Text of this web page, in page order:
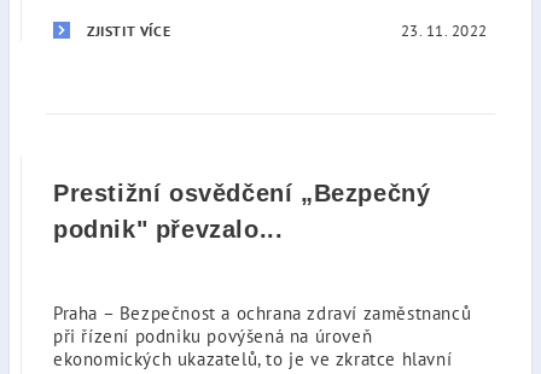
ZJISTIT VÍCE 23. 11. 2022
Prestižní osvědčení „Bezpečný
podnik" převzalo...
Praha – Bezpečnost a ochrana zdraví zaměstnanců
při řízení podniku povýšená na úroveň
ekonomických ukazatelů, to je ve zkratce hlavní